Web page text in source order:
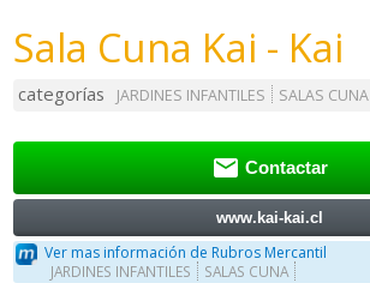
Sala Cuna Kai - Kai
categorías JARDINES INFANTILES SALAS CUNA
 Contactar
www.kai-kai.cl
Ver mas información de Rubros Mercantil
JARDINES INFANTILES SALAS CUNA